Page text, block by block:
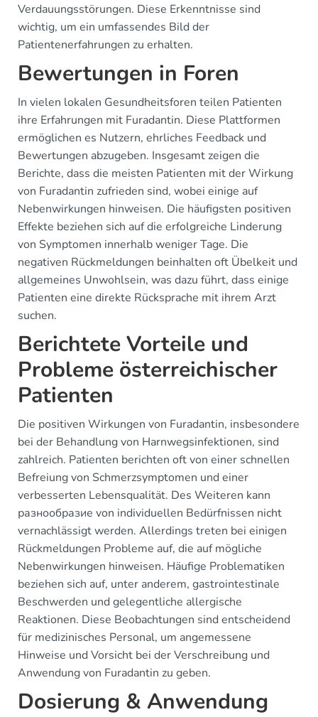
Verdauungsstörungen. Diese Erkenntnisse sind
wichtig, um ein umfassendes Bild der
Patientenerfahrungen zu erhalten.
Bewertungen in Foren
In vielen lokalen Gesundheitsforen teilen Patienten
ihre Erfahrungen mit Furadantin. Diese Plattformen
ermöglichen es Nutzern, ehrliches Feedback und
Bewertungen abzugeben. Insgesamt zeigen die
Berichte, dass die meisten Patienten mit der Wirkung
von Furadantin zufrieden sind, wobei einige auf
Nebenwirkungen hinweisen. Die häufigsten positiven
Effekte beziehen sich auf die erfolgreiche Linderung
von Symptomen innerhalb weniger Tage. Die
negativen Rückmeldungen beinhalten oft Übelkeit und
allgemeines Unwohlsein, was dazu führt, dass einige
Patienten eine direkte Rücksprache mit ihrem Arzt
suchen.
Berichtete Vorteile und
Probleme österreichischer
Patienten
Die positiven Wirkungen von Furadantin, insbesondere
bei der Behandlung von Harnwegsinfektionen, sind
zahlreich. Patienten berichten oft von einer schnellen
Befreiung von Schmerzsymptomen und einer
verbesserten Lebensqualität. Des Weiteren kann
разнообразие von individuellen Bedürfnissen nicht
vernachlässigt werden. Allerdings treten bei einigen
Rückmeldungen Probleme auf, die auf mögliche
Nebenwirkungen hinweisen. Häufige Problematiken
beziehen sich auf, unter anderem, gastrointestinale
Beschwerden und gelegentliche allergische
Reaktionen. Diese Beobachtungen sind entscheidend
für medizinisches Personal, um angemessene
Hinweise und Vorsicht bei der Verschreibung und
Anwendung von Furadantin zu geben.
Dosierung & Anwendung